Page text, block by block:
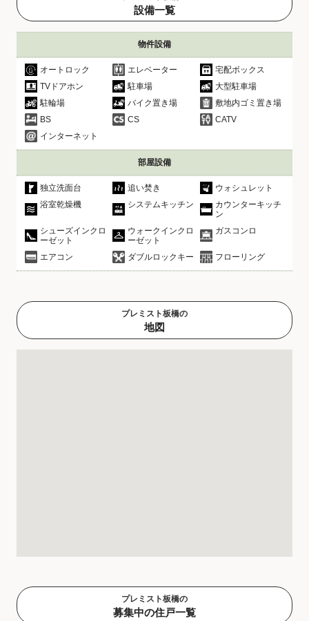
設備一覧
物件設備
オートロック エレベーター
宅配ボックス
TVドアホン
駐車場
大型駐車場
駐輪場
バイク置き場
敷地内ゴミ置き場
BS
CS
CATV
インターネット
部屋設備
独立洗面台 追い焚き
ウォシュレット
浴室乾燥機
システムキッチン
カウンターキッチ
ン
シューズインクロ
ーゼット
ウォークインクロ
ーゼット
ガスコンロ
エアコン ダブルロックキー フローリング
プレミスト板橋の
地図
プレミスト板橋の
募集中の住戸一覧